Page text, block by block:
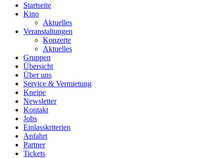
Startseite
Kino
Aktuelles
Veranstaltungen
Konzerte
Aktuelles
Gruppen
Übersicht
Über uns
Service & Vermietung
Kneipe
Newsletter
Kontakt
Jobs
Einlasskriterien
Anfahrt
Partner
Tickets